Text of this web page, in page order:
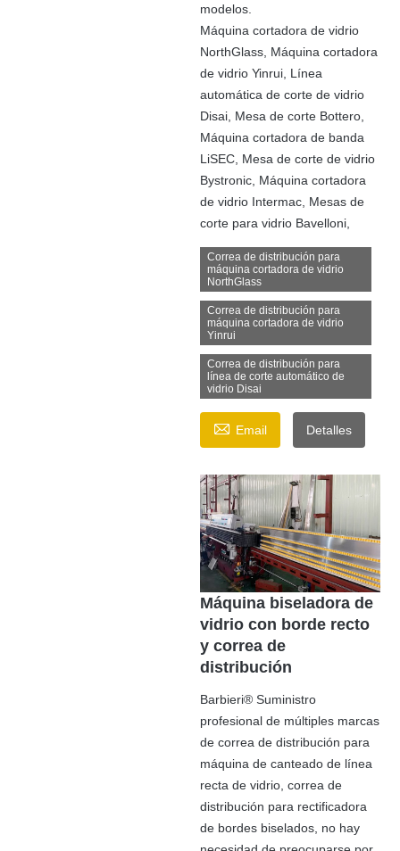
modelos.
Máquina cortadora de vidrio
NorthGlass, Máquina cortadora
de vidrio Yinrui, Línea
automática de corte de vidrio
Disai, Mesa de corte Bottero,
Máquina cortadora de banda
LiSEC, Mesa de corte de vidrio
Bystronic, Máquina cortadora
de vidrio Intermac, Mesas de
corte para vidrio Bavelloni,
Correa de distribución para
máquina cortadora de vidrio
NorthGlass
Correa de distribución para
máquina cortadora de vidrio
Yinrui
Correa de distribución para
línea de corte automático de
vidrio Disai
 Email Detalles
Máquina biseladora de
vidrio con borde recto
y correa de
distribución
Barbieri® Suministro
profesional de múltiples marcas
de correa de distribución para
máquina de canteado de línea
recta de vidrio, correa de
distribución para rectificadora
de bordes biselados, no hay